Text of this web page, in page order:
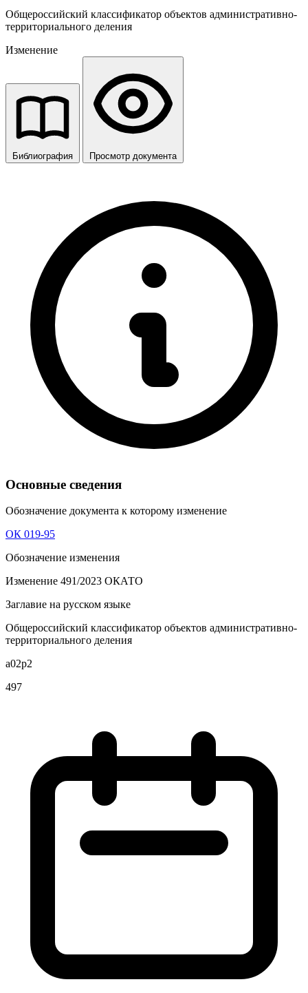
Общероссийский классификатор объектов административно-
территориального деления
Изменение
Библиография Просмотр документа
Основные сведения
Обозначение документа к которому изменение
ОК 019-95
Обозначение изменения
Изменение 491/2023 ОКАТО
Заглавие на русском языке
Общероссийский классификатор объектов административно-
территориального деления
a02p2
497